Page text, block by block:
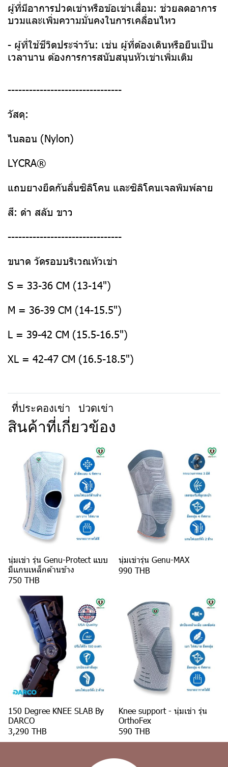
ผู้ที่มีอาการปวดเข่าหรือข้อเข่าเสื่อม: ช่วยลดอาการ
บวมและเพิ่มความมั่นคงในการเคลื่อนไหว ​
- ผู้ที่ใช้ชีวิตประจำวัน: เช่น ผู้ที่ต้องเดินหรือยืนเป็น
เวลานาน ต้องการการสนับสนุนหัวเข่าเพิ่มเติม
--------------------------------
วัสดุ:
ไนลอน (Nylon)​
LYCRA®​
แถบยางยืดกันลื่นซิลิโคน และซิลิโคนเจลพิมพ์ลาย​
สี: ดำ สลับ ขาว​
--------------------------------
ขนาด วัดรอบบริเวณหัวเข่า
S = 33-36 CM (13-14")
M = 36-39 CM (14-15.5")
L = 39-42 CM (15.5-16.5")
XL = 42-47 CM (16.5-18.5")
ที่ประคองเข่า ปวดเข่า
สินค้าที่เกี่ยวข้อง
นุ่มเข่า รุ่น Genu-Protect แบบ
มีเเกนเหล็กด้านข้าง
750 THB
นุ่มเข่ารุ่น Genu-MAX
990 THB
150 Degree KNEE SLAB By
DARCO
3,290 THB
Knee support - นุ่มเข่า รุ่น
OrthoFex
590 THB